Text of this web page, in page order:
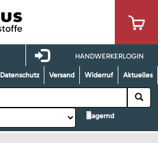
HANDWERKERLOGIN
Datenschutz Versand Widerruf Aktuelles
lagernd